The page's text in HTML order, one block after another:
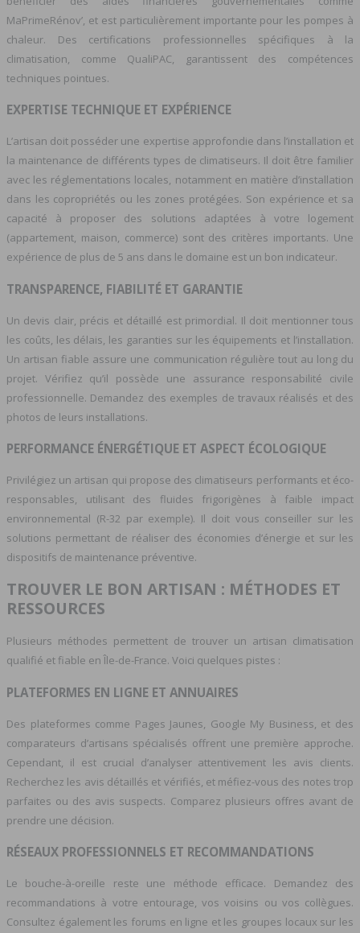
MaPrimeRénov’, et est particulièrement importante pour les pompes à
chaleur. Des certifications professionnelles spécifiques à la
climatisation, comme QualiPAC, garantissent des compétences
techniques pointues.
EXPERTISE TECHNIQUE ET EXPÉRIENCE
L’artisan doit posséder une expertise approfondie dans l’installation et
la maintenance de différents types de climatiseurs. Il doit être familier
avec les réglementations locales, notamment en matière d’installation
dans les copropriétés ou les zones protégées. Son expérience et sa
capacité à proposer des solutions adaptées à votre logement
(appartement, maison, commerce) sont des critères importants. Une
expérience de plus de 5 ans dans le domaine est un bon indicateur.
TRANSPARENCE, FIABILITÉ ET GARANTIE
Un devis clair, précis et détaillé est primordial. Il doit mentionner tous
les coûts, les délais, les garanties sur les équipements et l’installation.
Un artisan fiable assure une communication régulière tout au long du
projet. Vérifiez qu’il possède une assurance responsabilité civile
professionnelle. Demandez des exemples de travaux réalisés et des
photos de leurs installations.
PERFORMANCE ÉNERGÉTIQUE ET ASPECT ÉCOLOGIQUE
Privilégiez un artisan qui propose des climatiseurs performants et éco-
responsables, utilisant des fluides frigorigènes à faible impact
environnemental (R-32 par exemple). Il doit vous conseiller sur les
solutions permettant de réaliser des économies d’énergie et sur les
dispositifs de maintenance préventive.
TROUVER LE BON ARTISAN : MÉTHODES ET
RESSOURCES
Plusieurs méthodes permettent de trouver un artisan climatisation
qualifié et fiable en Île-de-France. Voici quelques pistes :
PLATEFORMES EN LIGNE ET ANNUAIRES
Des plateformes comme Pages Jaunes, Google My Business, et des
comparateurs d’artisans spécialisés offrent une première approche.
Cependant, il est crucial d’analyser attentivement les avis clients.
Recherchez les avis détaillés et vérifiés, et méfiez-vous des notes trop
parfaites ou des avis suspects. Comparez plusieurs offres avant de
prendre une décision.
RÉSEAUX PROFESSIONNELS ET RECOMMANDATIONS
Le bouche-à-oreille reste une méthode efficace. Demandez des
recommandations à votre entourage, vos voisins ou vos collègues.
Consultez également les forums en ligne et les groupes locaux sur les